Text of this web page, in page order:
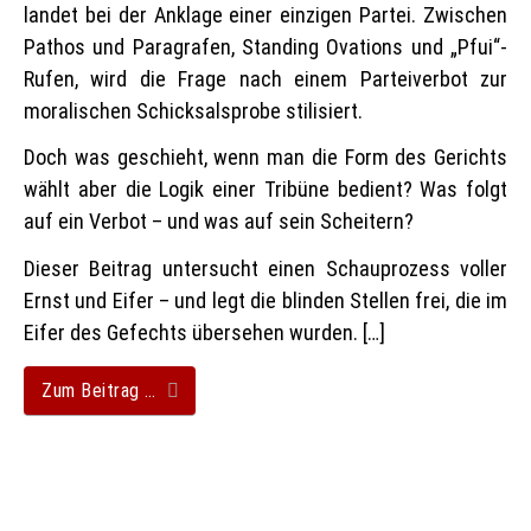
landet bei der Anklage einer einzigen Partei. Zwischen
Pathos und Paragrafen, Standing Ovations und „Pfui“-
Rufen, wird die Frage nach einem Parteiverbot zur
moralischen Schicksalsprobe stilisiert.
Doch was geschieht, wenn man die Form des Gerichts
wählt aber die Logik einer Tribüne bedient? Was folgt
auf ein Verbot – und was auf sein Scheitern?
Dieser Beitrag untersucht einen Schauprozess voller
Ernst und Eifer – und legt die blinden Stellen frei, die im
Eifer des Gefechts übersehen wurden. […]
Zum Beitrag …